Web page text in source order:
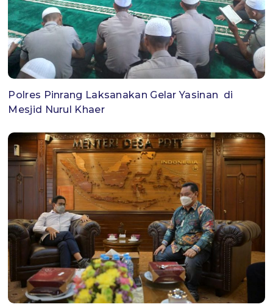
Polres Pinrang Laksanakan Gelar Yasinan di
Mesjid Nurul Khaer